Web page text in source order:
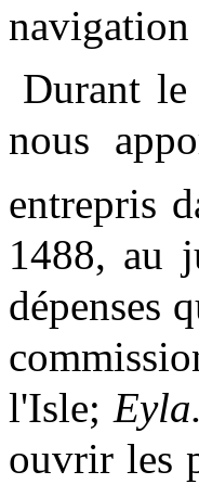
navigation
Durant
nous
entrepris
1488, au
dépenses
l'Isle;Eyla.
ouvrir les